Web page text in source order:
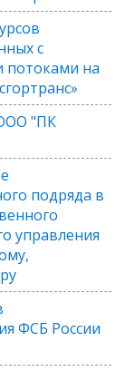
с
на
"ПК
подряда в
управления
ФСБ России